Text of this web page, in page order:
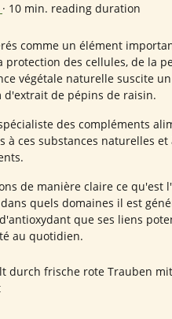
· 10 min. reading duration
comme un élément
des cellules, de la
végétale naturelle suscite
d'extrait de pépins de raisin.
des compléments
à ces substances naturelles
de manière claire ce qu'est
quels domaines il est
que ses liens
au quotidien.